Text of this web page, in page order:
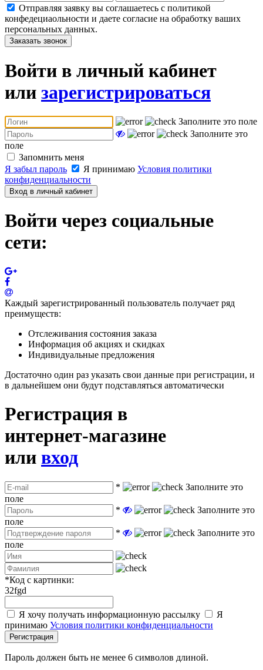
Отправляя заявку вы соглашаетесь с политикой
конфедециаольности и даете согласие на обработку ваших
персональных данных.
Заказать звонок
Войти в личный кабинет
или зарегистрироваться
Заполните это поле
Заполните это
поле
Запомнить меня
Я забыл пароль
Я принимаю Условия политики
конфиденциальности
Вход в личный кабинет
Войти через социальные
сети:
Каждый зарегистрированный пользователь получает ряд
преимуществ:
Отслеживания состояния заказа
Информация об акциях и скидках
Индивидуальные предложения
Достаточно один раз указать свои данные при регистрации, и
в дальнейшем они будут подставляться автоматически
Регистрация в
интернет-магазине
или вход
*
Заполните это
поле
*
Заполните это
поле
*
Заполните это
поле
*Код с картинки:
32fgd
Я хочу получать информационную рассылку
Я
принимаю Условия политики конфиденциальности
Регистрация
Пароль должен быть не менее 6 символов длиной.